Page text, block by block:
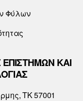
Φύλων
ΚΑΙ
ΤΚ 57001